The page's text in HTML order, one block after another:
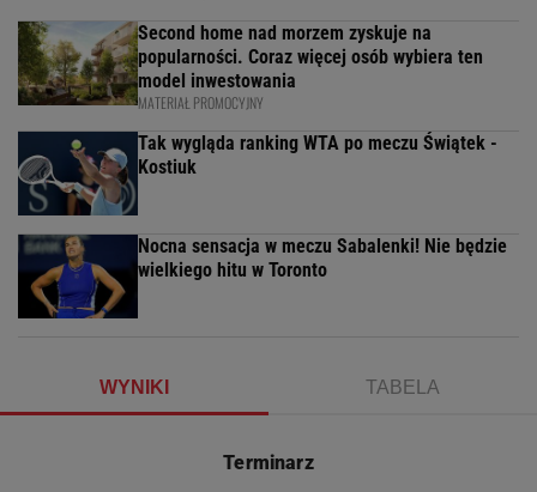
Second home nad morzem zyskuje na
popularności. Coraz więcej osób wybiera ten
model inwestowania
MATERIAŁ PROMOCYJNY
Tak wygląda ranking WTA po meczu Świątek -
Kostiuk
Nocna sensacja w meczu Sabalenki! Nie będzie
wielkiego hitu w Toronto
WYNIKI TABELA
Terminarz